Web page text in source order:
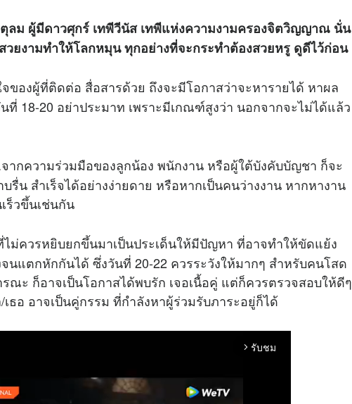
ลม ผู้มีดาวศุกร์ เทพีวีนัส เทพีแห่งความงามครองจิตวิญญาณ นั่น
ยงามทำให้โลกหมุน ทุกอย่างที่จะกระทำต้องสวยหรู ดูดีไว้ก่อน
องผู้ที่ติดต่อ สื่อสารด้วย ถึงจะมีโอกาสว่าจะหารายได้ หาผล
18-20 อย่าประมาท เพราะมีเกณฑ์สูงว่า นอกจากจะไม่ได้แล้ว
จากความร่วมมือของลูกน้อง พนักงาน หรือผู้ใต้บังคับบัญชา ก็จะ
น สำเร็จได้อย่างง่ายดาย หรือหากเป็นคนว่างงาน หากหางาน
ร็วขึ้นเช่นกัน
ไม่ควรหยิบยกขึ้นมาเป็นประเด็นให้มีปัญหา ที่อาจทำให้ขัดแย้ง
นแตกหักกันได้ ซึ่งวันที่ 20-22 ควรระวังให้มากๆ สำหรับคนโสด
ณะ ก็อาจเป็นโอกาสได้พบรัก เจอเนื้อคู่ แต่ก็ควรตรวจสอบให้ดีๆ
/เธอ อาจเป็นคู่กรรม ที่กำลังหาผู้ร่วมรับภาระอยู่ก็ได้
arrow_forward_ios รับชม